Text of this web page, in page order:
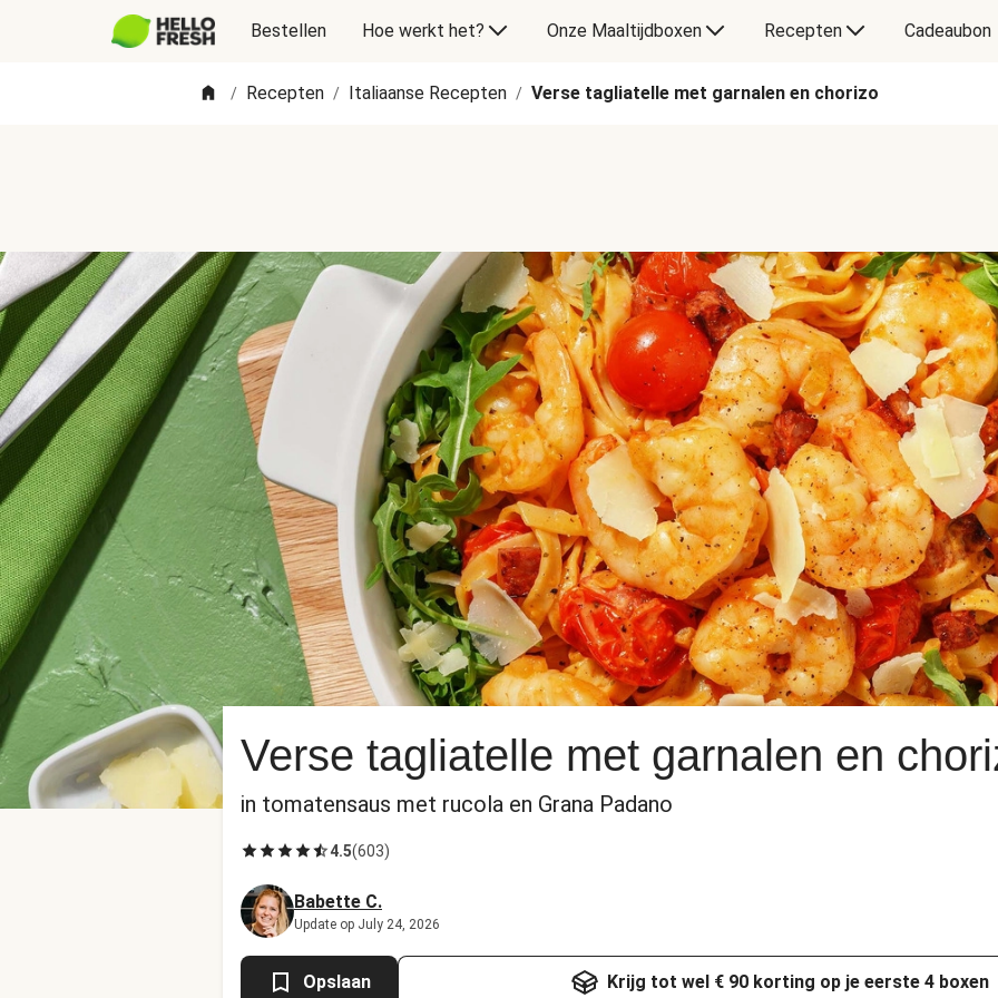
Bestellen Hoe werkt het? Onze Maaltijdboxen Recepten Cadeaubon
/ Recepten / Italiaanse Recepten / Verse tagliatelle met garnalen en chorizo
Verse tagliatelle met garnalen en
in tomatensaus met rucola en Grana Padano
4.5(603)
Babette C.
Update op July 24, 2026
Opslaan Krijg tot wel € 90 korting op je eerste 4 boxen